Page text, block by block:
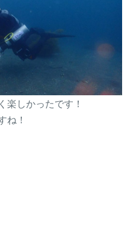
楽しかったです！
ね！